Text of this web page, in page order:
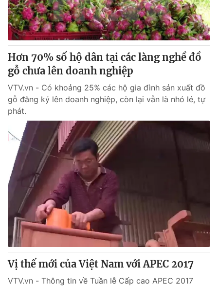
Hơn 70% số hộ dân tại các làng nghề đồ
gỗ chưa lên doanh nghiệp
VTV.vn - Có khoảng 25% các hộ gia đình sản xuất đồ
gỗ đăng ký lên doanh nghiệp, còn lại vẫn là nhỏ lẻ, tự
phát.
Vị thế mới của Việt Nam với APEC 2017
VTV.vn - Thông tin về Tuần lễ Cấp cao APEC 2017